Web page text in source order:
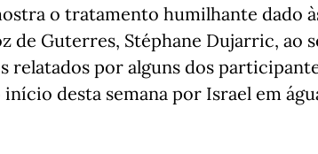
o tratamento humilhante dado
de Guterres, Stéphane Dujarric, ao
relatados por alguns dos
desta semana por Israel em